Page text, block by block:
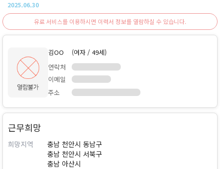
2025.06.30
유료 서비스를 이용하시면 이력서 정보를 열람하실 수 있습니다.
김OO
(여자 / 49세)
연락처
이메일
주소
근무희망
희망지역
충남 천안시 동남구
충남 천안시 서북구
충남 아산시